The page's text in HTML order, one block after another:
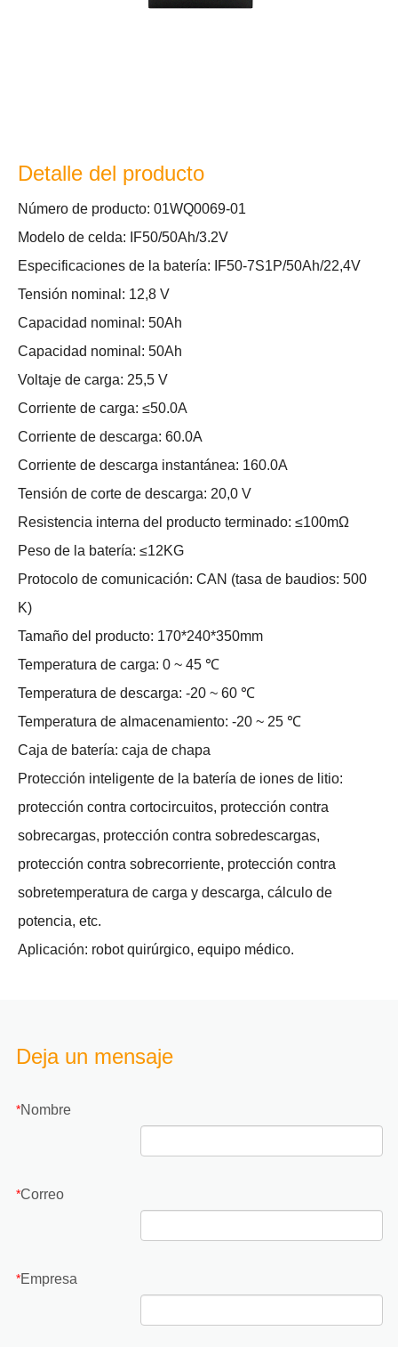
Detalle del producto
Número de producto: 01WQ0069-01
Modelo de celda: IF50/50Ah/3.2V
Especificaciones de la batería: IF50-7S1P/50Ah/22,4V
Tensión nominal: 12,8 V
Capacidad nominal: 50Ah
Capacidad nominal: 50Ah
Voltaje de carga: 25,5 V
Corriente de carga: ≤50.0A
Corriente de descarga: 60.0A
Corriente de descarga instantánea: 160.0A
Tensión de corte de descarga: 20,0 V
Resistencia interna del producto terminado: ≤100mΩ
Peso de la batería: ≤12KG
Protocolo de comunicación: CAN (tasa de baudios: 500
K)
Tamaño del producto: 170*240*350mm
Temperatura de carga: 0 ~ 45 ℃
Temperatura de descarga: -20 ~ 60 ℃
Temperatura de almacenamiento: -20 ~ 25 ℃
Caja de batería: caja de chapa
Protección inteligente de la batería de iones de litio:
protección contra cortocircuitos, protección contra
sobrecargas, protección contra sobredescargas,
protección contra sobrecorriente, protección contra
sobretemperatura de carga y descarga, cálculo de
potencia, etc.
Aplicación: robot quirúrgico, equipo médico.
Deja un mensaje
*Nombre
*Correo
*Empresa